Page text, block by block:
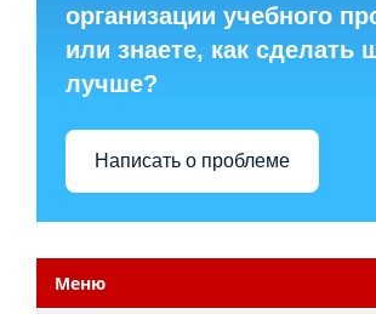
организации учебного
или знаете, как сделать
лучше?
Написать о проблеме
Меню